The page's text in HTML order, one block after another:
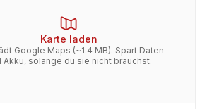
Karte laden
Google Maps (~1.4 MB). Spart Daten
Akku, solange du sie nicht brauchst.